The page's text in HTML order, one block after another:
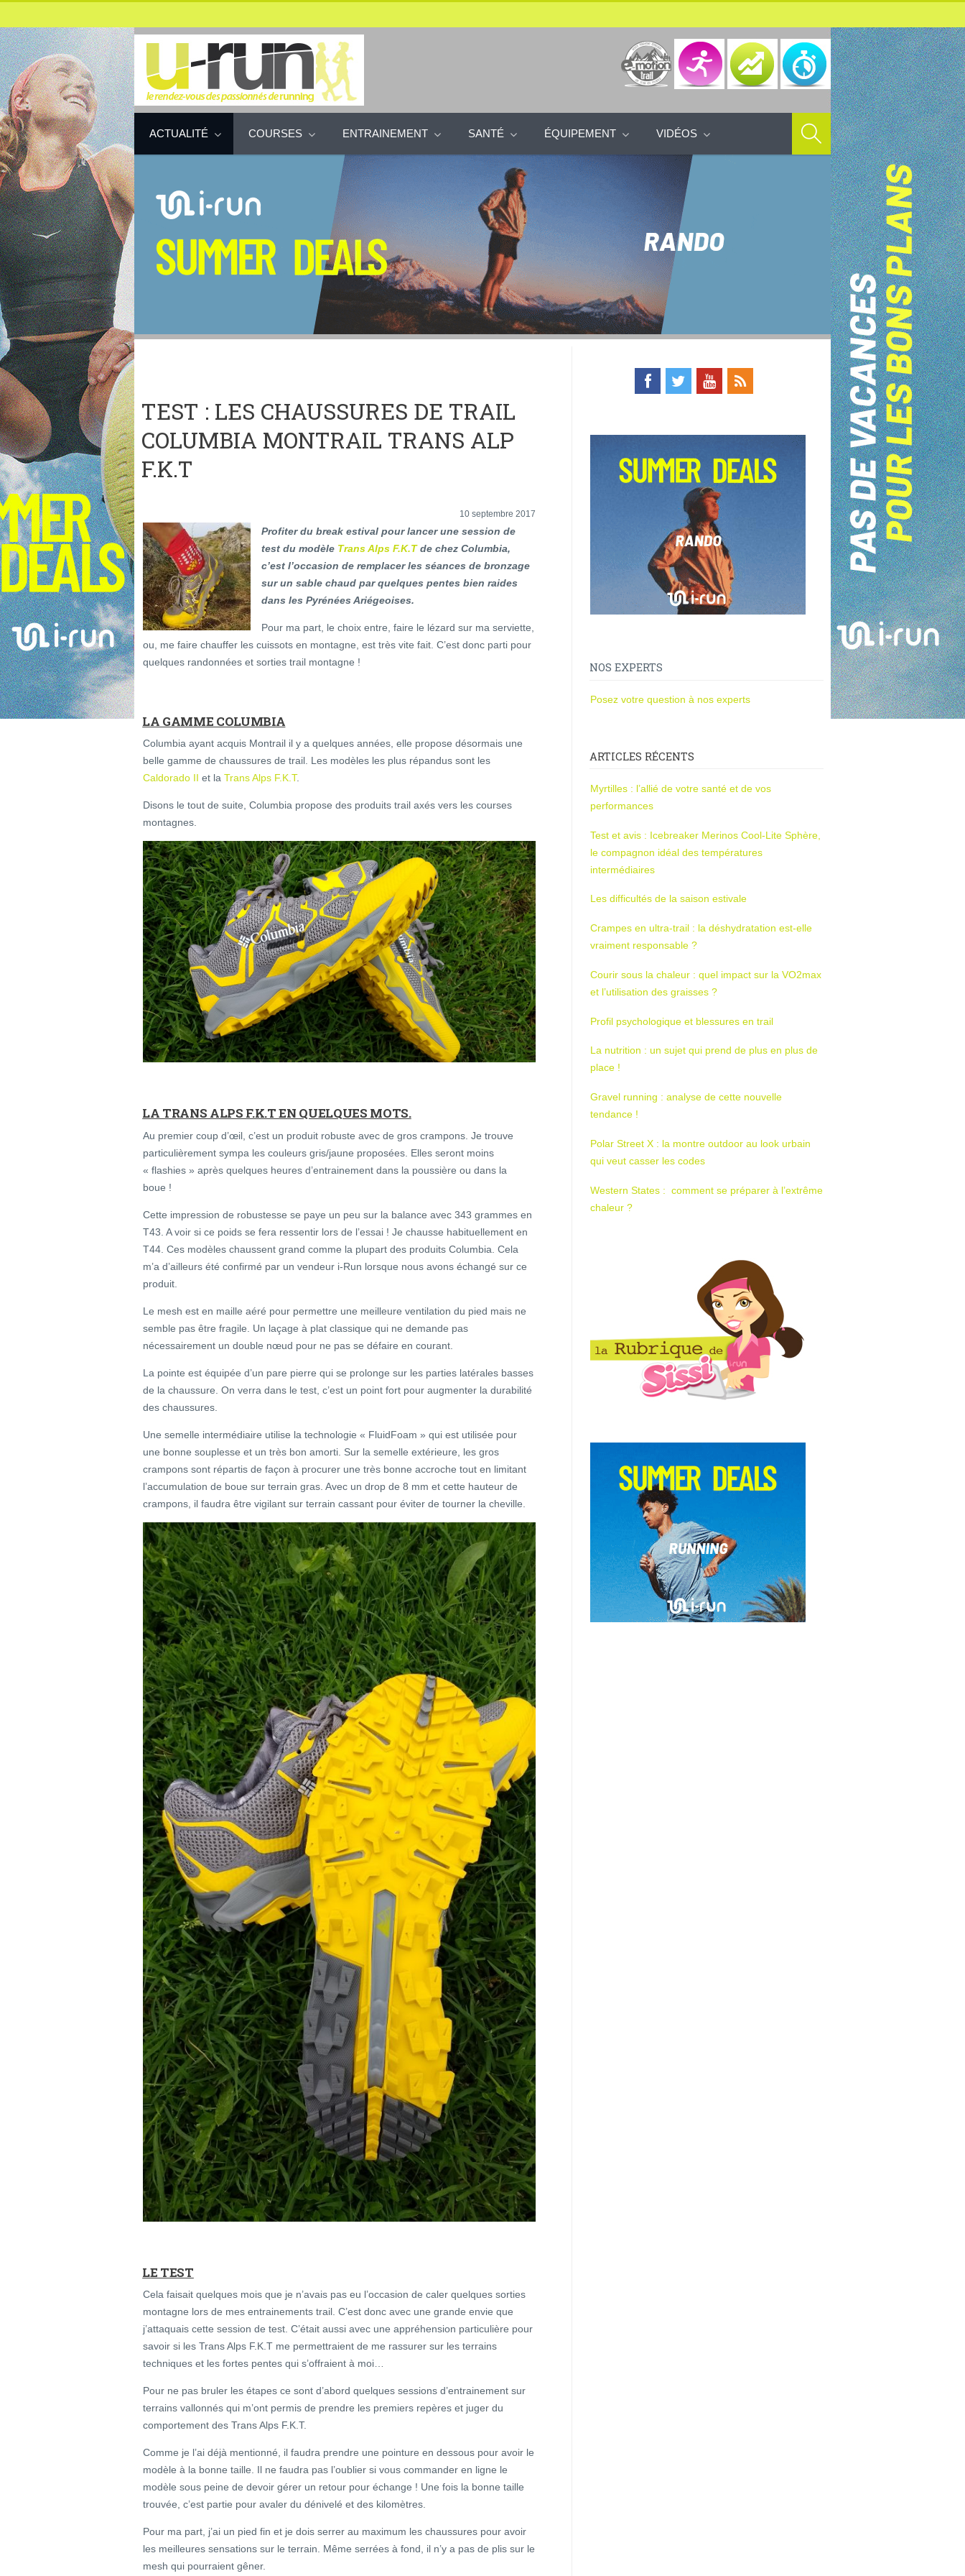
ACTUALITÉ COURSES ENTRAINEMENT SANTÉ ÉQUIPEMENT VIDÉOS
TEST : LES CHAUSSURES DE TRAIL
COLUMBIA MONTRAIL TRANS ALP
F.K.T
10 septembre 2017
Profiter du break estival pour lancer une session de
test du modèle Trans Alps F.K.Tde chez Columbia,
c’est l’occasion de remplacer les séances de bronzage
sur un sable chaud par quelques pentes bien raides
dans les Pyrénées Ariégeoises.
Pour ma part, le choix entre, faire le lézard sur ma serviette,
ou, me faire chauffer les cuissots en montagne, est très vite fait. C’est donc parti pour
quelques randonnées et sorties trail montagne !
LA GAMME COLUMBIA
Columbia ayant acquis Montrail il y a quelques années, elle propose désormais une
belle gamme de chaussures de trail. Les modèles les plus répandus sont les
Caldorado II et la Trans Alps F.K.T.
Disons le tout de suite, Columbia propose des produits trail axés vers les courses
montagnes.
LA TRANS ALPS F.K.T EN QUELQUES MOTS.
Au premier coup d’œil, c’est un produit robuste avec de gros crampons. Je trouve
particulièrement sympa les couleurs gris/jaune proposées. Elles seront moins
« flashies » après quelques heures d’entrainement dans la poussière ou dans la
boue !
Cette impression de robustesse se paye un peu sur la balance avec 343 grammes en
T43. A voir si ce poids se fera ressentir lors de l’essai ! Je chausse habituellement en
T44. Ces modèles chaussent grand comme la plupart des produits Columbia. Cela
m’a d’ailleurs été confirmé par un vendeur i-Run lorsque nous avons échangé sur ce
produit.
Le mesh est en maille aéré pour permettre une meilleure ventilation du pied mais ne
semble pas être fragile. Un laçage à plat classique qui ne demande pas
nécessairement un double nœud pour ne pas se défaire en courant.
La pointe est équipée d’un pare pierre qui se prolonge sur les parties latérales basses
de la chaussure. On verra dans le test, c’est un point fort pour augmenter la durabilité
des chaussures.
Une semelle intermédiaire utilise la technologie « FluidFoam » qui est utilisée pour
une bonne souplesse et un très bon amorti. Sur la semelle extérieure, les gros
crampons sont répartis de façon à procurer une très bonne accroche tout en limitant
l’accumulation de boue sur terrain gras. Avec un drop de 8 mm et cette hauteur de
crampons, il faudra être vigilant sur terrain cassant pour éviter de tourner la cheville.
LE TEST
Cela faisait quelques mois que je n’avais pas eu l’occasion de caler quelques sorties
montagne lors de mes entrainements trail. C’est donc avec une grande envie que
j’attaquais cette session de test. C’était aussi avec une appréhension particulière pour
savoir si les Trans Alps F.K.T me permettraient de me rassurer sur les terrains
techniques et les fortes pentes qui s’offraient à moi…
Pour ne pas bruler les étapes ce sont d’abord quelques sessions d’entrainement sur
terrains vallonnés qui m’ont permis de prendre les premiers repères et juger du
comportement des Trans Alps F.K.T.
Comme je l’ai déjà mentionné, il faudra prendre une pointure en dessous pour avoir le
modèle à la bonne taille. Il ne faudra pas l’oublier si vous commander en ligne le
modèle sous peine de devoir gérer un retour pour échange ! Une fois la bonne taille
trouvée, c’est partie pour avaler du dénivelé et des kilomètres.
Pour ma part, j’ai un pied fin et je dois serrer au maximum les chaussures pour avoir
les meilleures sensations sur le terrain. Même serrées à fond, il n’y a pas de plis sur le
mesh qui pourraient gêner.
NOS EXPERTS
Posez votre question à nos experts
ARTICLES RÉCENTS
Myrtilles : l’allié de votre santé et de vos
performances
Test et avis : Icebreaker Merinos Cool-Lite Sphère,
le compagnon idéal des températures
intermédiaires
Les difficultés de la saison estivale
Crampes en ultra-trail : la déshydratation est-elle
vraiment responsable ?
Courir sous la chaleur : quel impact sur la VO2max
et l’utilisation des graisses ?
Profil psychologique et blessures en trail
La nutrition : un sujet qui prend de plus en plus de
place !
Gravel running : analyse de cette nouvelle
tendance !
Polar Street X : la montre outdoor au look urbain
qui veut casser les codes
Western States : comment se préparer à l’extrême
chaleur ?